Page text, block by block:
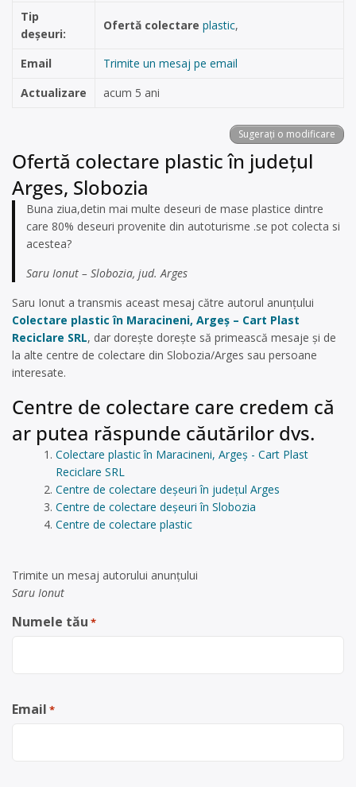
Tip
deșeuri:
Ofertă colectare plastic,
Email
Trimite un mesaj pe email
Actualizare
acum 5 ani
Sugerați o modificare
Ofertă colectare plastic în județul
Arges, Slobozia
Buna ziua,detin mai multe deseuri de mase plastice dintre
care 80% deseuri provenite din autoturisme .se pot colecta si
acestea?
Saru Ionut – Slobozia, jud. Arges
Saru Ionut a transmis aceast mesaj către autorul anunțului
Colectare plastic în Maracineni, Argeș – Cart Plast
Reciclare SRL, dar dorește dorește să primească mesaje și de
la alte centre de colectare din Slobozia/Arges sau persoane
interesate.
Centre de colectare care credem că
ar putea răspunde căutărilor dvs.
Colectare plastic în Maracineni, Argeș - Cart Plast
Reciclare SRL
Centre de colectare deșeuri în județul Arges
Centre de colectare deșeuri în Slobozia
Centre de colectare plastic
Trimite un mesaj autorului anunţului
Saru Ionut
Numele tău *
Email *